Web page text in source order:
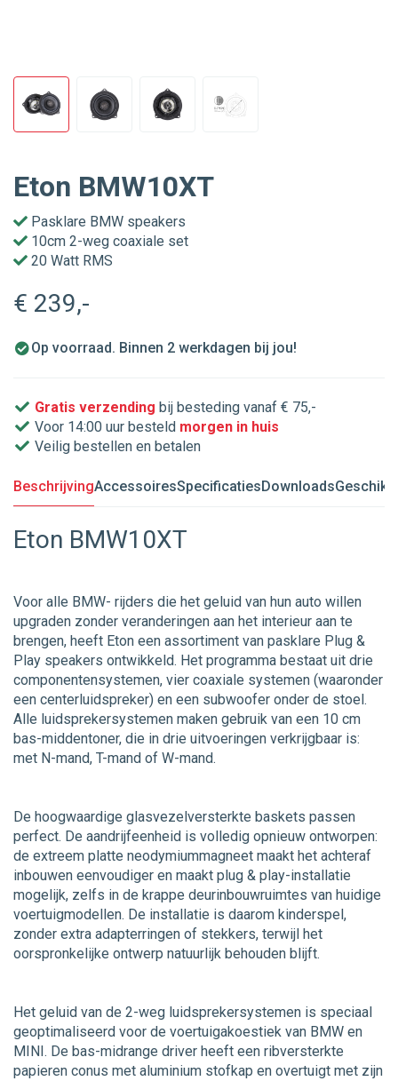
Eton BMW10XT
Pasklare BMW speakers
10cm 2-weg coaxiale set
20 Watt RMS
€ 239,-
Op voorraad. Binnen 2 werkdagen bij jou!
Gratis verzending bij besteding vanaf € 75,-
Voor 14:00 uur besteld morgen in huis
Veilig bestellen en betalen
BeschrijvingAccessoiresSpecificatiesDownloadsGeschikt
Eton BMW10XT
Voor alle BMW- rijders die het geluid van hun auto willen
upgraden zonder veranderingen aan het interieur aan te
brengen, heeft Eton een assortiment van pasklare Plug &
Play speakers ontwikkeld. Het programma bestaat uit drie
componentensystemen, vier coaxiale systemen (waaronder
een centerluidspreker) en een subwoofer onder de stoel.
Alle luidsprekersystemen maken gebruik van een 10 cm
bas-middentoner, die in drie uitvoeringen verkrijgbaar is:
met N-mand, T-mand of W-mand.
De hoogwaardige glasvezelversterkte baskets passen
perfect. De aandrijfeenheid is volledig opnieuw ontworpen:
de extreem platte neodymiummagneet maakt het achteraf
inbouwen eenvoudiger en maakt plug & play-installatie
mogelijk, zelfs in de krappe deurinbouwruimtes van huidige
voertuigmodellen. De installatie is daarom kinderspel,
zonder extra adapterringen of stekkers, terwijl het
oorspronkelijke ontwerp natuurlijk behouden blijft.
Het geluid van de 2-weg luidsprekersystemen is speciaal
geoptimaliseerd voor de voertuigakoestiek van BMW en
MINI. De bas-midrange driver heeft een ribversterkte
papieren conus met aluminium stofkap en overtuigt met zijn